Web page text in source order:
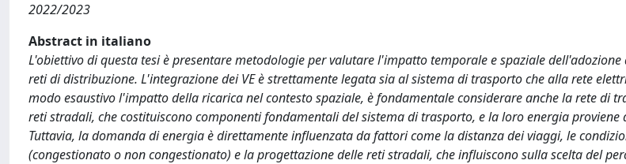
2022/2023
Abstract in italiano
L'obiettivo di questa tesi è presentare metodologie per valutare l'impatto temporale e spaziale dell'adozione
reti di distribuzione. L'integrazione dei VE è strettamente legata sia al sistema di trasporto che alla rete
modo esaustivo l'impatto della ricarica nel contesto spaziale, è fondamentale considerare anche la rete di
reti stradali, che costituiscono componenti fondamentali del sistema di trasporto, e la loro energia proviene
Tuttavia, la domanda di energia è direttamente influenzata da fattori come la distanza dei viaggi, le
(congestionato o non congestionato) e la progettazione delle reti stradali, che influiscono sulla scelta del